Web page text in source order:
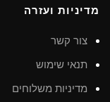
מדיניות ועזרה
צור קשר
תנאי שימוש
מדיניות משלוחים